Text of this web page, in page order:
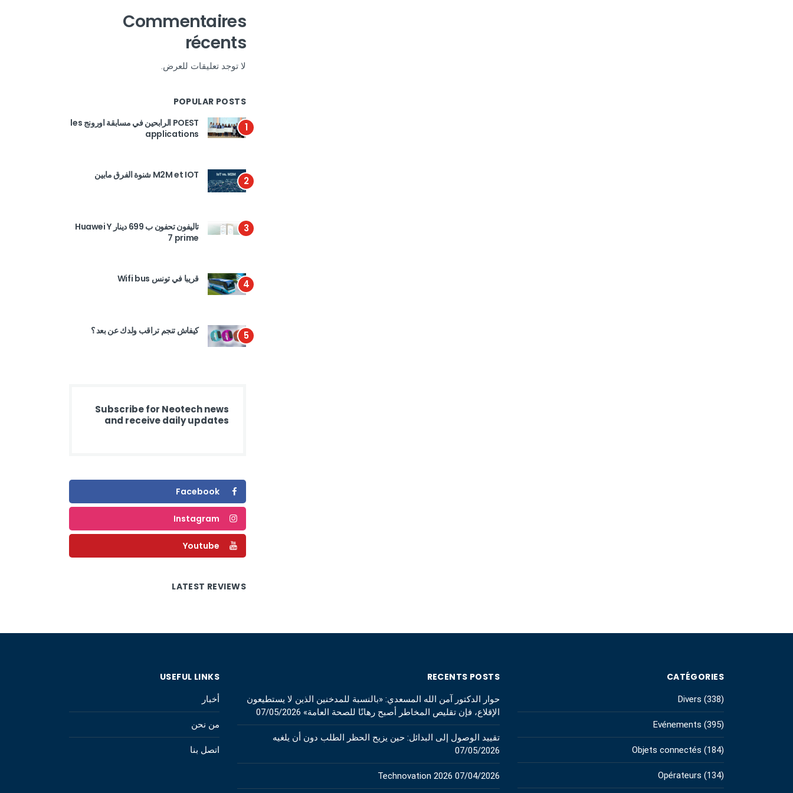
Commentaires
récents
لا توجد تعليقات للعرض.
POPULAR POSTS
1
POEST الرابحين في مسابقة اورونج les
applications
2 M2M et IOT شنوة الفرق مابين
3
تاليفون تحفون ب 699 دينار Huawei Y
7 prime
4 قريبا في تونس Wifi bus
5 كيفاش تنجم تراقب ولدك عن بعد ؟
Subscribe for Neotech news
and receive daily updates
Facebook
Instagram
Youtube
LATEST REVIEWS
CATÉGORIES
Divers (338)
Evénements (395)
Objets connectés (184)
Opérateurs (134)
RECENTS POSTS
حوار الدكتور آمن الله المسعدي: «بالنسبة للمدخنين الذين لا يستطيعون
الإقلاع، فإن تقليص المخاطر أصبح رهانًا للصحة العامة» 07/05/2026
تقييد الوصول إلى البدائل: حين يزيح الحظر الطلب دون أن يلغيه
07/05/2026
Technovation 2026 07/04/2026
USEFUL LINKS
أخبار
من نحن
اتصل بنا